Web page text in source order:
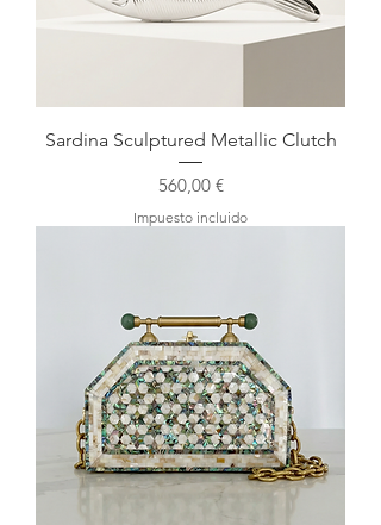
Sardina Sculptured Metallic Clutch
Precio
560,00 €
Impuesto incluido